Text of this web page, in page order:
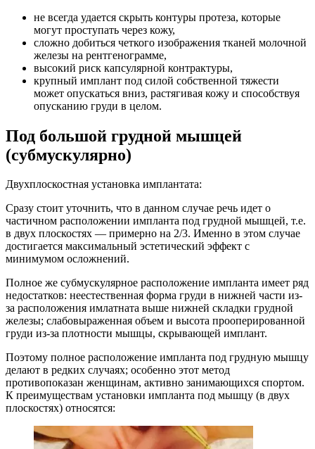
не всегда удается скрыть контуры протеза, которые
могут проступать через кожу,
сложно добиться четкого изображения тканей молочной
железы на рентгенограмме,
высокий риск капсулярной контрактуры,
крупный имплант под силой собственной тяжести
может опускаться вниз, растягивая кожу и способствуя
опусканию груди в целом.
Под большой грудной мышцей
(субмускулярно)
Двухплоскостная установка имплантата:
Сразу стоит уточнить, что в данном случае речь идет о
частичном расположении импланта под грудной мышцей, т.е.
в двух плоскостях — примерно на 2/3. Именно в этом случае
достигается максимальный эстетический эффект с
минимумом осложнений.
Полное же субмускулярное расположение импланта имеет ряд
недостатков: неестественная форма груди в нижней части из-
за расположения имлатната выше нижней складки грудной
железы; слабовыраженная объем и высота прооперированной
груди из-за плотности мышцы, скрывающей имплант.
Поэтому полное расположение импланта под грудную мышцу
делают в редких случаях; особенно этот метод
противопоказан женщинам, активно занимающихся спортом.
К преимуществам установки импланта под мышцу (в двух
плоскостях) относятся: